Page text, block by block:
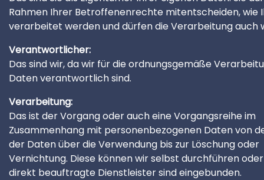
Rahmen Ihrer Betroffenenrechte mitentscheiden, wie
verarbeitet werden und dürfen die Verarbeitung auch
Verantwortlicher:
Das sind wir, da wir für die ordnungsgemäße
Daten verantwortlich sind.
Verarbeitung:
Das ist der Vorgang oder auch eine Vorgangsreihe im
Zusammenhang mit personenbezogenen Daten von
der Daten über die Verwendung bis zur Löschung oder
Vernichtung. Diese können wir selbst durchführen
direkt beauftragte Dienstleister sind eingebunden.